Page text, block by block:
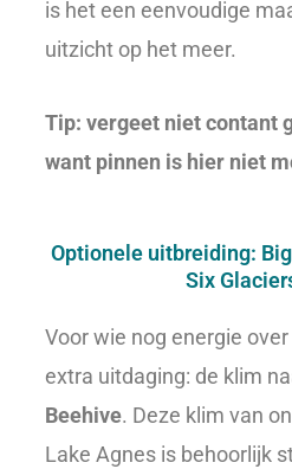
is het een eenvoudige
uitzicht op het meer.
Tip: vergeet niet contant
want pinnen is hier niet
Optionele uitbreiding:
Six
Voor wie nog energie
extra uitdaging: de klim
Beehive. Deze klim van
Lake Agnes is behoorlijk